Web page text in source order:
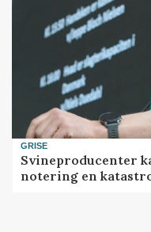
GRISE
Svineproducenter
notering en